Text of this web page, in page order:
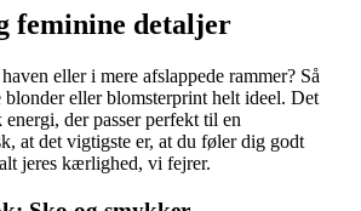
feminine detaljer
eller i mere afslappede rammer? Så
eller blomsterprint helt ideel. Det
der passer perfekt til en
at det vigtigste er, at du føler dig godt
jeres kærlighed, vi fejrer.